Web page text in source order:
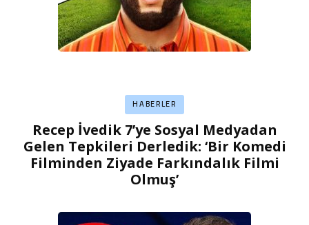
HABERLER
Recep İvedik 7’ye Sosyal Medyadan
Gelen Tepkileri Derledik: ‘Bir Komedi
Filminden Ziyade Farkındalık Filmi
Olmuş’